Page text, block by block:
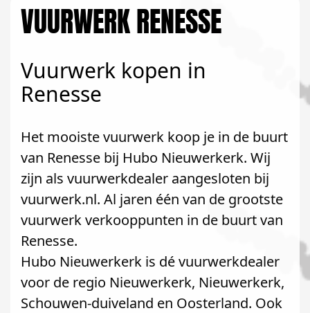
VUURWERK RENESSE
Vuurwerk kopen in
Renesse
Het mooiste vuurwerk koop je in de buurt
van Renesse bij Hubo Nieuwerkerk. Wij
zijn als vuurwerkdealer aangesloten bij
vuurwerk.nl. Al jaren één van de grootste
vuurwerk verkooppunten in de buurt van
Renesse.
Hubo Nieuwerkerk is dé vuurwerkdealer
voor de regio Nieuwerkerk, Nieuwerkerk,
Schouwen-duiveland en Oosterland. Ook